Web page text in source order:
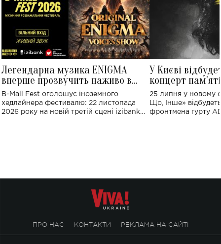
Легендарна музика ENIGMA
вперше прозвучить наживо в
Україні: де відбудеться концерт
B-Mall Fest оголошує іноземного
хедлайнера фестивалю: 22 листопада
2026 року на новій третій сцені izibank
У Києві
концерт
Клименка:
виконають
25 липня у новому
Що, Інше»
фронтмена гурту
ПРО НАС КОНТАКТИ РЕКЛАМА НА САЙТІ